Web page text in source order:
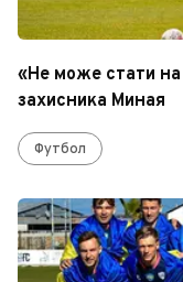
«Не може стати
захисника Миная
Футбол